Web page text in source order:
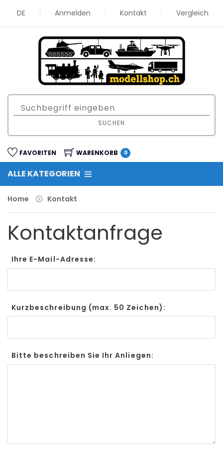
DE Anmelden Kontakt Vergleich
SUCHEN
FAVORITEN WARENKORB 0
ALLE KATEGORIEN
Home Kontakt
Kontaktanfrage
Ihre E-Mail-Adresse:
Kurzbeschreibung (max. 50 Zeichen):
Bitte beschreiben Sie Ihr Anliegen: